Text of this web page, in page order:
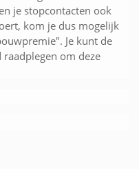
je stopcontacten ook
kom je dus mogelijk
Je kunt de
om deze